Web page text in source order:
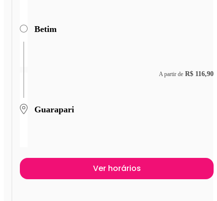
Betim
Guarapari
A partir de R$ 116,90
Ver horários